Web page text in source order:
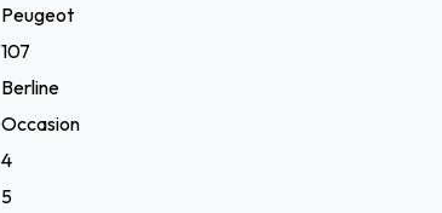
Peugeot
107
Berline
Occasion
4
5